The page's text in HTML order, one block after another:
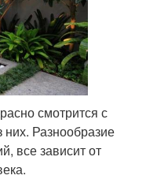
смотрится с
Разнообразие
все зависит от